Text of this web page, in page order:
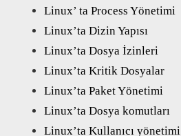
Linux’ ta Process Yönetimi
Linux’ta Dizin Yapısı
Linux’ta Dosya İzinleri
Linux’ta Kritik Dosyalar
Linux’ta Paket Yönetimi
Linux’ta Dosya komutları
Linux’ta Kullanıcı yönetimi